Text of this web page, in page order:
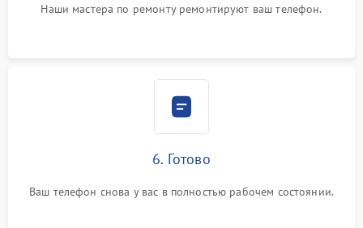
Наши мастера по ремонту ремонтируют ваш телефон.
6. Готово
Ваш телефон снова у вас в полностью рабочем состоянии.